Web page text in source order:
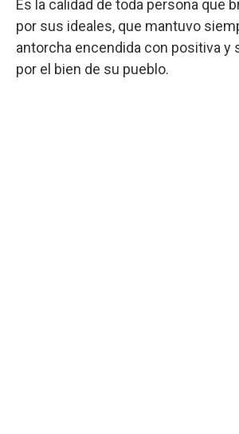
Es la calidad de toda persona que
por sus ideales, que mantuvo
antorcha encendida con positiva y
por el bien de su pueblo.